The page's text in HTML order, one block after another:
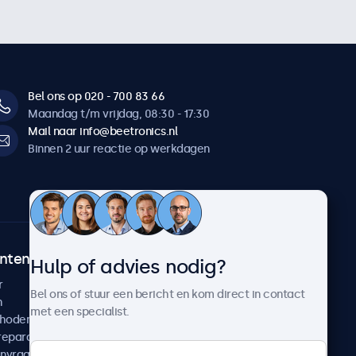
Bel ons op 020 - 700 83 66
Maandag t/m vrijdag, 08:30 - 17:30
Mail naar info@beetronics.nl
Binnen 2 uur reactie op werkdagen
Over Beetronics
Nieuws en updates
Werken bij Beetronics
Hulp of advies nodig?
Bel ons of stuur een bericht en kom direct in contact
met een specialist.